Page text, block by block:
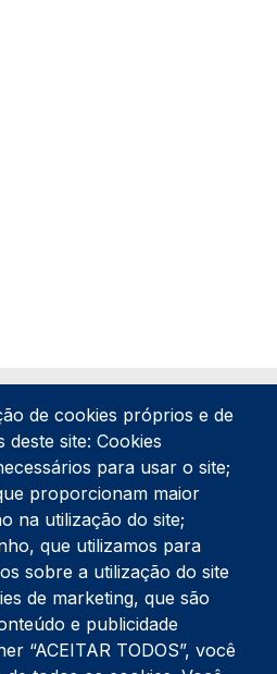
100
de cookies próprios e de
deste site: Cookies
para usar o site;
proporcionam maior
na utilização do site;
que utilizamos para
sobre a utilização do site
de marketing, que são
e publicidade
“ACEITAR TODOS”, você